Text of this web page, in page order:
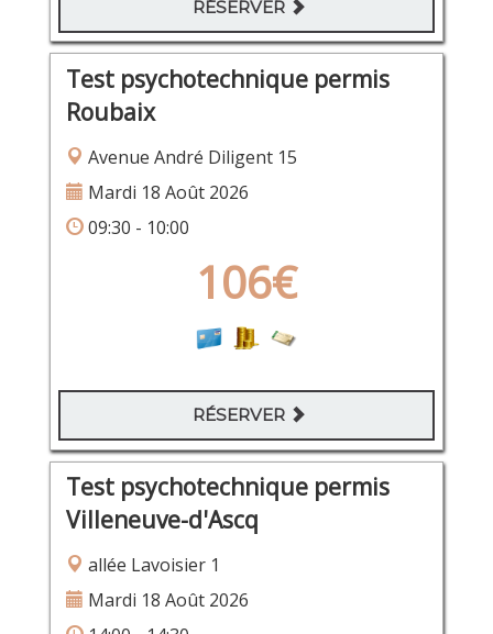
RÉSERVER
Test psychotechnique permis
Roubaix
Avenue André Diligent 15
Mardi 18 Août 2026
09:30 - 10:00
106€
RÉSERVER
Test psychotechnique permis
Villeneuve-d'Ascq
allée Lavoisier 1
Mardi 18 Août 2026